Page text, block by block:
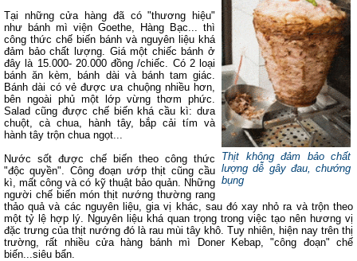
Thịt không đảm bảo chất
lượng dễ gây đau, chướng
bụng
Tại những cửa hàng đã có "thương hiệu"
như bánh mì viện Goethe, Hàng Bạc... thì
công thức chế biến bánh và nguyên liệu khá
đảm bảo chất lượng. Giá một chiếc bánh ở
đây là 15.000- 20.000 đồng /chiếc. Có 2 loại
bánh ăn kèm, bánh dài và bánh tam giác.
Bánh dài có vẻ được ưa chuộng nhiều hơn,
bên ngoài phủ một lớp vừng thơm phức.
Salad cũng được chế biến khá cầu kì: dưa
chuột, cà chua, hành tây, bắp cải tím và
hành tây trộn chua ngọt...
Nước sốt được chế biến theo công thức
"độc quyền". Công đoạn ướp thịt cũng cầu
kì, mất công và có kỹ thuật bảo quản. Những
người chế biến món thịt nướng thường rang
thảo quả và các nguyên liệu, gia vị khác, sau đó xay nhỏ ra và trộn theo
một tỷ lệ hợp lý. Nguyên liệu khá quan trọng trong việc tạo nên hương vị
đặc trưng của thịt nướng đó là rau mùi tây khô. Tuy nhiên, hiện nay trên thị
trường, rất nhiều cửa hàng bánh mì Doner Kebap, "công đoạn" chế
biến...siêu bẩn.